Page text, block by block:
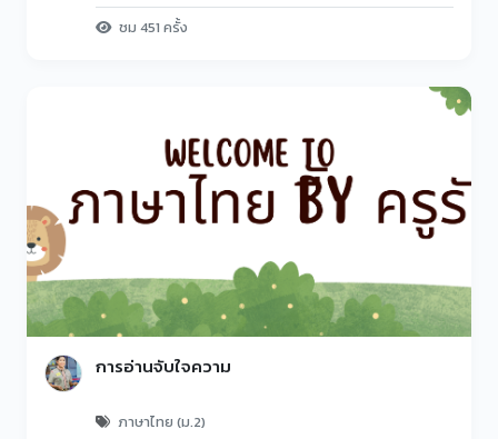
ชม 451 ครั้ง
การอ่านจับใจความ
ภาษาไทย (ม.2)